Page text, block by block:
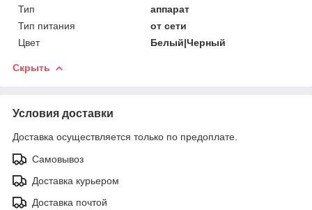
Тип
аппарат
Тип питания
от сети
Цвет
Белый|Черный
Скрыть
Условия доставки
Доставка осуществляется только по предоплате.
Самовывоз
Доставка курьером
Доставка почтой